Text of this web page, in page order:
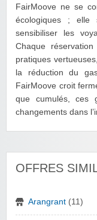
FairMoove ne se
écologiques ; elle
sensibiliser les
Chaque
pratiques
la réduction du
FairMoove croit
que cumulés, ces
changements dans
OFFRES
Arangrant (11)